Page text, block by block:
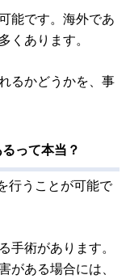
能です。海外であ
くあります。
るかどうかを、事
って本当？
行うことが可能で
手術があります。
がある場合には、